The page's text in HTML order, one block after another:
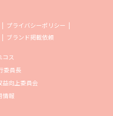
プライバシーポリシー
ブランド掲載依頼
コス
委員長
益向上委員会
情報